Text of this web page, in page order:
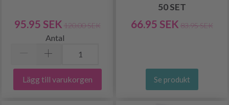
95.95 SEK 120.00 SEK
Antal
Lägg till varukorgen
50 SET
66.95 SEK 83.95 SEK
Se produkt